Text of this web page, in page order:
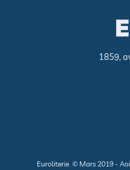
1859,
Euroliterie © Mars 2019 -